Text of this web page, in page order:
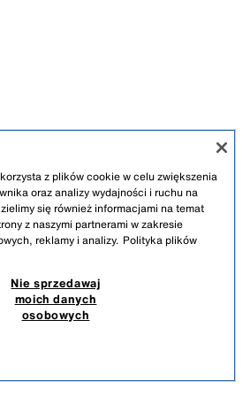
z plików cookie w celu zwiększenia
oraz analizy wydajności i ruchu na
się również informacjami na temat
z naszymi partnerami w zakresie
reklamy i analizy. Polityka plików
Nie sprzedawaj
moich danych
osobowych